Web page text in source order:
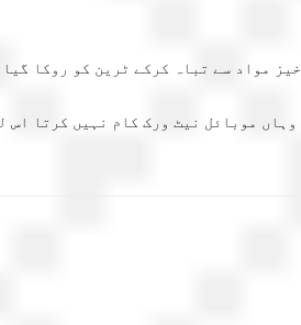
مواد سے تباہ کرکے ٹرین کو روکا